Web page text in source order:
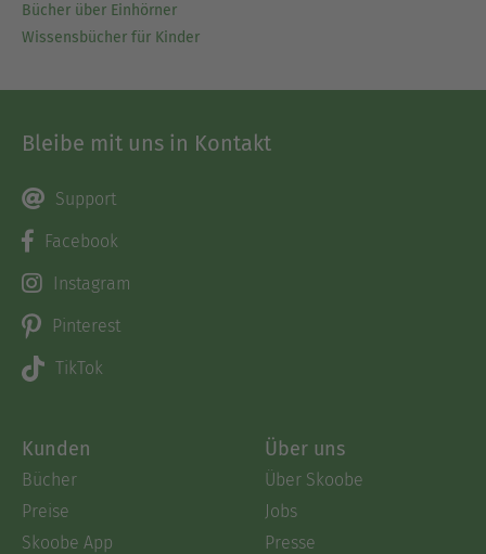
Bücher über Einhörner
Wissensbücher für Kinder
Bleibe mit uns in Kontakt
Support
Facebook
Instagram
Pinterest
TikTok
Kunden
Bücher
Preise
Skoobe App
Über uns
Über Skoobe
Jobs
Presse